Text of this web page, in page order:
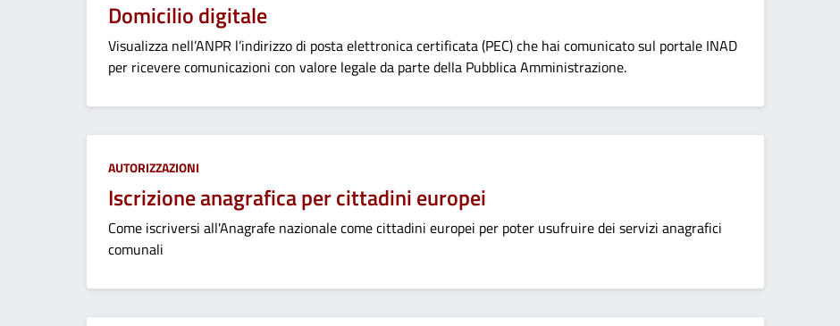
Domicilio digitale
Visualizza nell’ANPR l’indirizzo di posta elettronica certificata (PEC) che hai comunicato sul portale INAD
per ricevere comunicazioni con valore legale da parte della Pubblica Amministrazione.
Categoria:
AUTORIZZAZIONI
Iscrizione anagrafica per cittadini europei
Come iscriversi all'Anagrafe nazionale come cittadini europei per poter usufruire dei servizi anagrafici
comunali